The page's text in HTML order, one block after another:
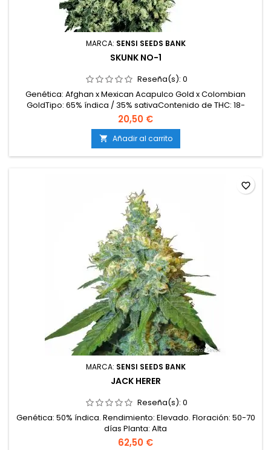
MARCA: SENSI SEEDS BANK
SKUNK NO-1
Reseña(s): 0
Genética: Afghan x Mexican Acapulco Gold x Colombian
GoldTipo: 65% índica / 35% sativaContenido de THC: 18-
21%Tiempo de floración: 7-9 semanas en interiorCosecha en
exterior: Finales de septiembre – principios de
octubreProducción en interior: 500-550 g/m²Producción en
exterior: más de 650 g/plantaAltura: 100-140 cm en interior;...
20,50 €
 Añadir al carrito
MARCA: SENSI SEEDS BANK
JACK HERER
Reseña(s): 0
Genética: 50% índica. Rendimiento: Elevado. Floración: 50-70
días Planta: Alta
62,50 €
favorite_border